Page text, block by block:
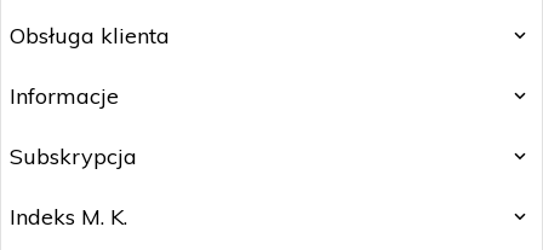
Obsługa klienta
Informacje
Subskrypcja
Indeks M. K.